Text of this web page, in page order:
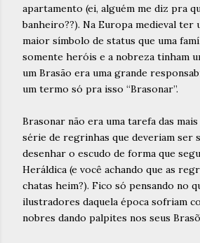
apartamento (ei, alguém me diz pra
banheiro??). Na Europa medieval ter
maior símbolo de status que uma
somente heróis e a nobreza tinham
um Brasão era uma grande
um termo só pra isso “Brasonar”.
Brasonar não era uma tarefa das
série de regrinhas que deveriam ser
desenhar o escudo de forma que
Heráldica (e você achando que as
chatas heim?). Fico só pensando no
ilustradores daquela época sofriam
nobres dando palpites nos seus